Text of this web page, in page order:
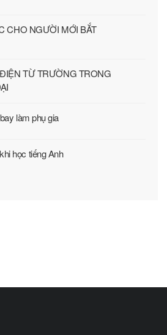
CHO NGƯỜI MỚI BẮT
TỪ TRƯỜNG TRONG
làm phụ gia
học tiếng Anh